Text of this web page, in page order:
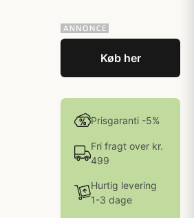
Køb her
Prisgaranti -5%
Fri fragt over kr.
499
Hurtig levering
1-3 dage